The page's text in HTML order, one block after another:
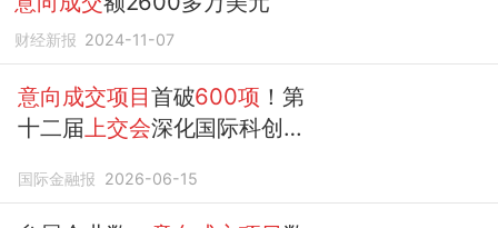
财经新报 2024-11-07
意向成交项目首破600项 ！第
十二届 上交会深化国际科创双
国际金融报 2026-06-15